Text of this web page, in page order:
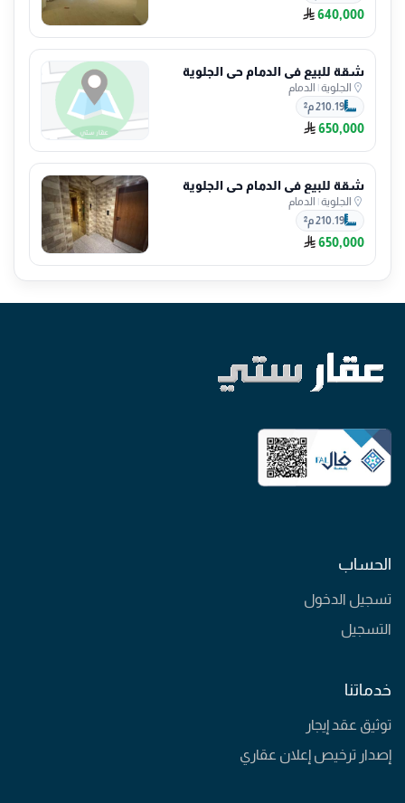
640,000
شقة للبيع في الدمام حي الجلوية
الجلوية| الدمام
210.19 م²
650,000
شقة للبيع في الدمام حي الجلوية
الجلوية| الدمام
210.19 م²
650,000
الحساب
تسجيل الدخول
التسجيل
خدماتنا
توثيق عقد إيجار
إصدار ترخيص إعلان عقاري